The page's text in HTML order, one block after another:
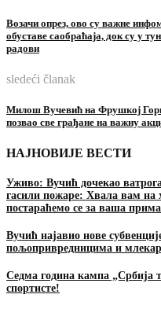
Возачи опрез, ово су важне
обуставе саобраћаја, док су у
радови
sledeći članak
Милош Вучевић на Фрушкој
позвао све грађане на важну
НАЈНОВИЈЕ ВЕСТИ
Уживо: Вучић дочекао
гасили пожаре: Хвала вам на
постараћемо се за ваша
Вучић најавио нове
пољопривредницима и
Седма година кампа „Србија
спортисте!